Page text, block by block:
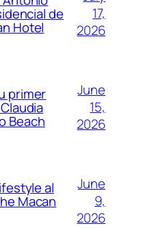
de
Hotel
17,
2026
primer
Beach
June
15,
2026
al
Macan
June
9,
2026